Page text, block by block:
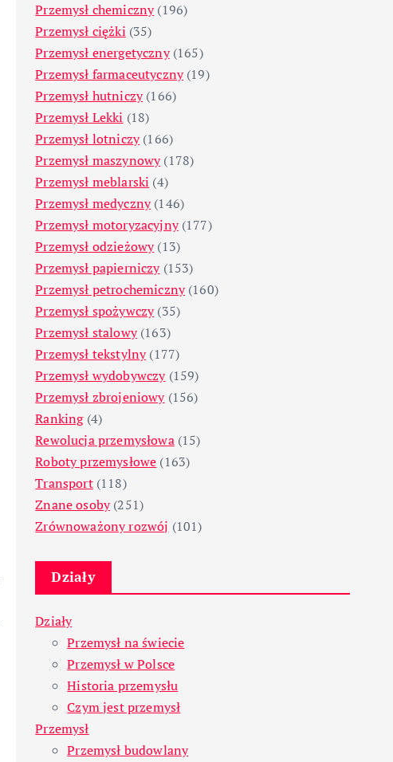
Przemysł chemiczny(196)
Przemysł ciężki (35)
Przemysł energetyczny(165)
Przemysł farmaceutyczny(19)
Przemysł hutniczy(166)
Przemysł Lekki (18)
Przemysł lotniczy(166)
Przemysł maszynowy(178)
Przemysł meblarski (4)
Przemysł medyczny(146)
Przemysł motoryzacyjny(177)
Przemysł odzieżowy(13)
Przemysł papierniczy(153)
Przemysł petrochemiczny(160)
Przemysł spożywczy(35)
Przemysł stalowy(163)
Przemysł tekstylny(177)
Przemysł wydobywczy(159)
Przemysł zbrojeniowy(156)
Ranking(4)
Rewolucja przemysłowa(15)
Roboty przemysłowe (163)
Transport(118)
Znane osoby(251)
Zrównoważony rozwój (101)
Działy
Działy
Przemysł na świecie
Przemysł w Polsce
Historia przemysłu
Czym jest przemysł
Przemysł
Przemysł budowlany